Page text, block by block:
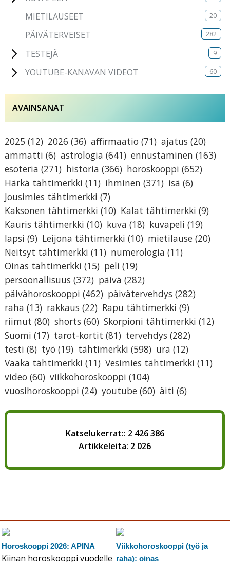
MIETILAUSEET 20
PÄIVÄTERVEISET 282
TESTEJÄ 9
YOUTUBE-KANAVAN VIDEOT 60
AVAINSANAT
2025 (12) 2026 (36) affirmaatio (71) ajatus (20)
ammatti (6) astrologia (641) ennustaminen (163)
esoteria (271) historia (366) horoskooppi (652)
Härkä tähtimerkki (11) ihminen (371) isä (6)
Jousimies tähtimerkki (7)
Kaksonen tähtimerkki (10) Kalat tähtimerkki (9)
Kauris tähtimerkki (10) kuva (18) kuvapeli (19)
lapsi (9) Leijona tähtimerkki (10) mietilause (20)
Neitsyt tähtimerkki (11) numerologia (11)
Oinas tähtimerkki (15) peli (19)
persoonallisuus (372) päivä (282)
päivähoroskooppi (462) päivätervehdys (282)
raha (13) rakkaus (22) Rapu tähtimerkki (9)
riimut (80) shorts (60) Skorpioni tähtimerkki (12)
Suomi (17) tarot-kortit (81) tervehdys (282)
testi (8) työ (19) tähtimerkki (598) ura (12)
Vaaka tähtimerkki (11) Vesimies tähtimerkki (11)
video (60) viikkohoroskooppi (104)
vuosihoroskooppi (24) youtube (60) äiti (6)
Katselukerrat:: 2 426 386
Artikkeleita: 2 026
Horoskooppi 2026: APINA
Kiinan horoskooppi vuodelle
Viikkohoroskooppi (työ ja
raha): oinas